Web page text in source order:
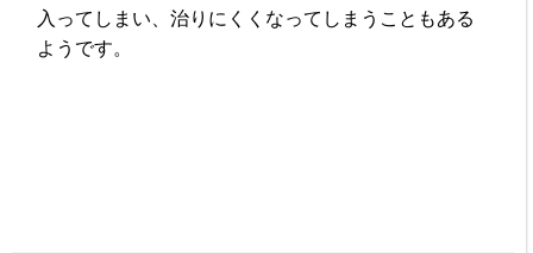
入ってしまい、治りにくくなってしまうこともある
ようです。